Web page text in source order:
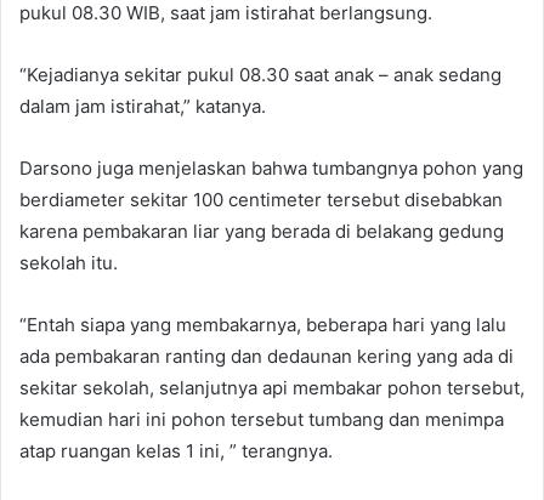
pukul 08.30 WIB, saat jam istirahat berlangsung.
“Kejadianya sekitar pukul 08.30 saat anak – anak sedang
dalam jam istirahat,” katanya.
Darsono juga menjelaskan bahwa tumbangnya pohon yang
berdiameter sekitar 100 centimeter tersebut disebabkan
karena pembakaran liar yang berada di belakang gedung
sekolah itu.
“Entah siapa yang membakarnya, beberapa hari yang lalu
ada pembakaran ranting dan dedaunan kering yang ada di
sekitar sekolah, selanjutnya api membakar pohon tersebut,
kemudian hari ini pohon tersebut tumbang dan menimpa
atap ruangan kelas 1 ini, ” terangnya.